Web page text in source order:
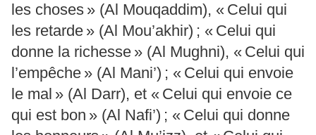
les choses » (Al Mouqaddim), « Celui qui
les retarde » (Al Mou’akhir) ; « Celui qui
donne la richesse » (Al Mughni), « Celui qui
l’empêche » (Al Mani’) ; « Celui qui envoie
le mal » (Al Darr), et « Celui qui envoie ce
qui est bon » (Al Nafi’) ; « Celui qui donne